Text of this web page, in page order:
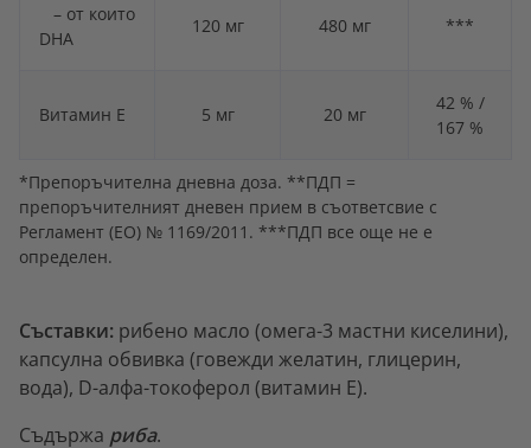
– от които
DHA
120 мг 480 мг ***
Витамин E 5 мг 20 мг
42 % /
167 %
*Препоръчителна дневна доза. **ПДП =
препоръчителният дневен прием в съответсвие с
Регламент (ЕО) № 1169/2011. ***ПДП все още не е
определен.
Съставки: рибено масло (омега-3 мастни киселини),
капсулна обвивка (говежди желатин, глицерин,
вода), D-алфа-токоферол (витамин Е).
Съдържа риба.